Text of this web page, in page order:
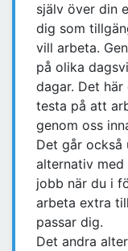
själv över din
dig som
vill arbeta.
på olika
dagar. Det
testa på att
genom oss
Det går
alternativ med
jobb när du i
arbeta extra
passar dig.
Det andra